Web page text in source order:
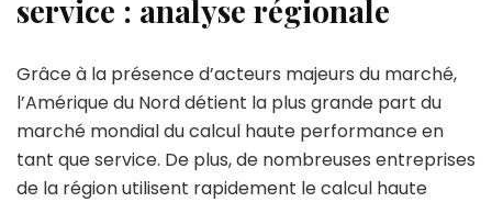
service : analyse régionale
Grâce à la présence d’acteurs majeurs du marché,
l’Amérique du Nord détient la plus grande part du
marché mondial du calcul haute performance en
tant que service. De plus, de nombreuses entreprises
de la région utilisent rapidement le calcul haute